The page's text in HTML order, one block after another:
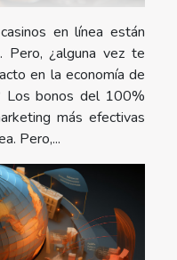
en línea están
Pero, ¿alguna vez te
en la economía de
Los bonos del 100%
más efectivas
Pero,...